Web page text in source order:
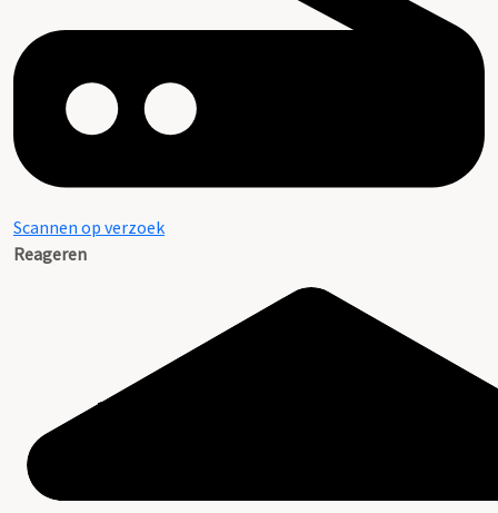
Scannen op verzoek
Reageren